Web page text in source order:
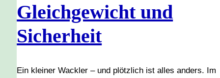
Gleichgewicht und
Sicherheit
Ein kleiner Wackler – und plötzlich ist alles anders. Im